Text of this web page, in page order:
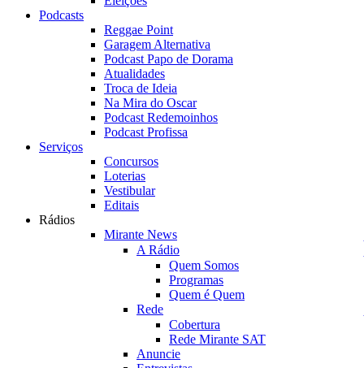
Podcasts
Reggae Point
Garagem Alternativa
Podcast Papo de Dorama
Atualidades
Troca de Ideia
Na Mira do Oscar
Podcast Redemoinhos
Podcast Profissa
Serviços
Concursos
Loterias
Vestibular
Editais
Rádios
Mirante News
A Rádio
Quem Somos
Programas
Quem é Quem
Rede
Cobertura
Rede Mirante SAT
Anuncie